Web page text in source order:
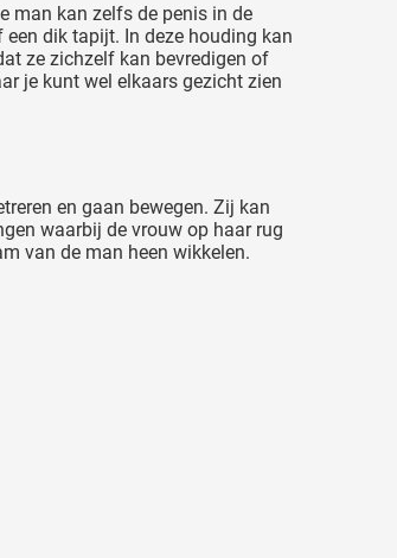
man kan zelfs de penis in de
dik tapijt. In deze houding kan
ze zichzelf kan bevredigen of
je kunt wel elkaars gezicht zien
en gaan bewegen. Zij kan
waarbij de vrouw op haar rug
van de man heen wikkelen.